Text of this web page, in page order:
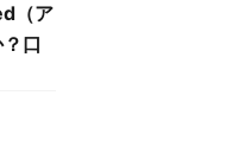
（ア
口